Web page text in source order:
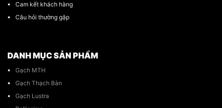
Cam kết khách hàng
Câu hỏi thường gặp
DANH MỤC SẢN PHẨM
Gạch MTH
Gạch Thạch Bàn
Gạch Lustra